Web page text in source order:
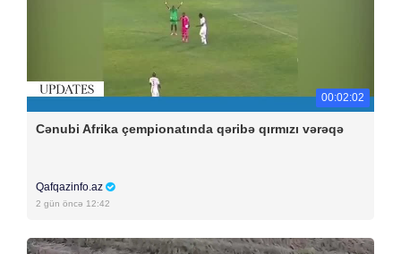
00:02:02
Cənubi Afrika çempionatında qəribə qırmızı vərəqə
Qafqazinfo.az
2 gün öncə 12:42